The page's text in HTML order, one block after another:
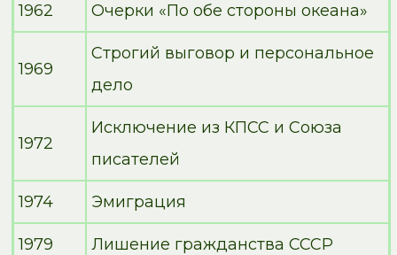
1962 Очерки «По обе стороны океана»
1969
Строгий выговор и персональное
дело
1972
Исключение из КПСС и Союза
писателей
1974 Эмиграция
1979 Лишение гражданства СССР